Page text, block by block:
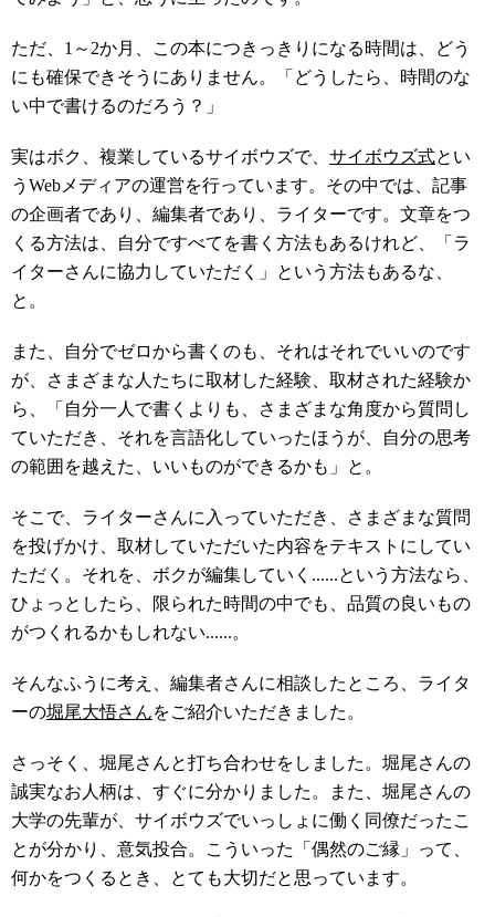
ただ、1～2か月、この本につきっきりになる時間は、どう
にも確保できそうにありません。「どうしたら、時間のな
い中で書けるのだろう？」
実はボク、複業しているサイボウズで、 サイボウズ式とい
うWebメディアの運営を行っています。その中では、記事
の企画者であり、編集者であり、ライターです。文章をつ
くる方法は、自分ですべてを書く方法もあるけれど、「ラ
イターさんに協力していただく」という方法もあるな、
と。
また、自分でゼロから書くのも、それはそれでいいのです
が、さまざまな人たちに取材した経験、取材された経験か
ら、「自分一人で書くよりも、さまざまな角度から質問し
ていただき、それを言語化していったほうが、自分の思考
の範囲を越えた、いいものができるかも」と。
そこで、ライターさんに入っていただき、さまざまな質問
を投げかけ、取材していただいた内容をテキストにしてい
ただく。それを、ボクが編集していく......という方法なら、
ひょっとしたら、限られた時間の中でも、品質の良いもの
がつくれるかもしれない......。
そんなふうに考え、編集者さんに相談したところ、ライタ
ーの堀尾大悟さんをご紹介いただきました。
さっそく、堀尾さんと打ち合わせをしました。堀尾さんの
誠実なお人柄は、すぐに分かりました。また、堀尾さんの
大学の先輩が、サイボウズでいっしょに働く同僚だったこ
とが分かり、意気投合。こういった「偶然のご縁」って、
何かをつくるとき、とても大切だと思っています。